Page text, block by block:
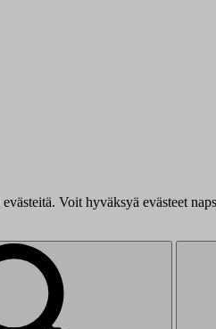
Voit hyväksyä evästeet